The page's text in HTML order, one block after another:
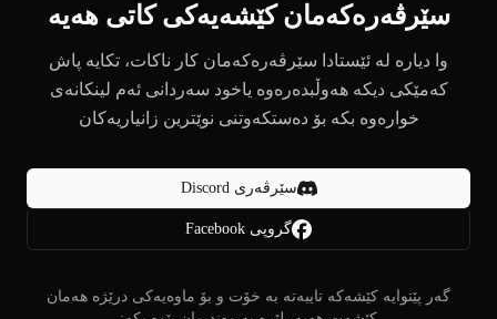
سێرڤەرەکەمان کێشەیەکی کاتی هەیە
وا دیارە لە ئێستادا سێرڤەرەکەمان کار ناکات، تکایە پاش
کەمێکی دیکە هەوڵبدەرەوە یاخود سەردانی ئەم لینکانەی
خوارەوە بکە بۆ دەستکەوتنی نوێترین زانیاریەکان
سێرڤەری Discord
گروپی Facebook
گەر پێتوایە کێشەکە تایبەتە بە خۆت و بۆ ماوەیەکی درێژە هەمان